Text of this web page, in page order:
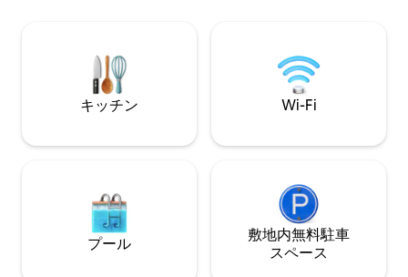
CMRモール、
徒歩圏内。 🚗 ス
場があり、高速道
です。
キッチン Wi-Fi
プール
敷地内無料駐⁠車
ス⁠ペ⁠ー⁠ス